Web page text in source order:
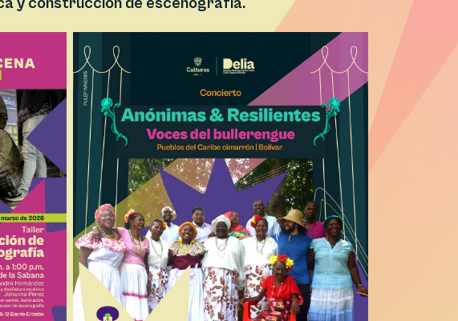
y construcción de escenografía.